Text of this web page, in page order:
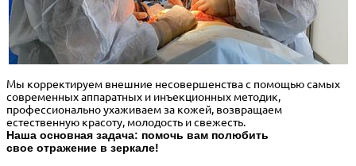
Мы корректируем внешние несовершенства с помощью самых
современных аппаратных и инъекционных методик,
профессионально ухаживаем за кожей, возвращаем
естественную красоту, молодость и свежесть.
Наша основная задача: помочь вам полюбить
свое отражение в зеркале!